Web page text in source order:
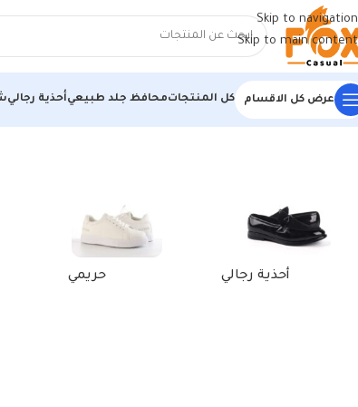
Skip to navigation
Skip to main content
عرض كل الاقسام كل المنتجاتمحافظ جلد طبيعيأحذية رجالي
الرئيسية/منتجات تحت الوسم “كوتش فيتنامي أبيض*أزرق”
أحذية رجالي حريمي